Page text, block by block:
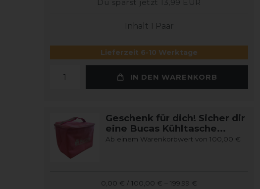
Du sparst jetzt 13,99 EUR
Inhalt 1 Paar
Lieferzeit 6-10 Werktage
IN DEN WARENKORB
Geschenk für dich! Sicher dir
eine Bucas Kühltasche...
Ab einem Warenkorbwert von 100,00 €
0,00 € / 100,00 € – 199,99 €